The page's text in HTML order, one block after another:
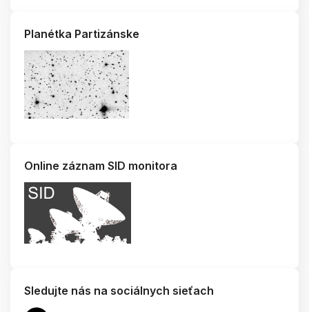
Planétka Partizánske
Online záznam SID monitora
Sledujte nás na sociálnych sieťach